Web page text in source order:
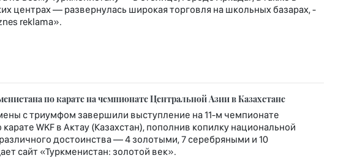
центрах — развернулась широкая торговля на школьных базарах, -
reklama».
по карате на чемпионате Центральной Азии в Казахстане
с триумфом завершили выступление на 11-м чемпионате
WKF в Актау (Казахстан), пополнив копилку национальной
достоинства — 4 золотыми, 7 серебряными и 10
сайт «Туркменистан: золотой век».